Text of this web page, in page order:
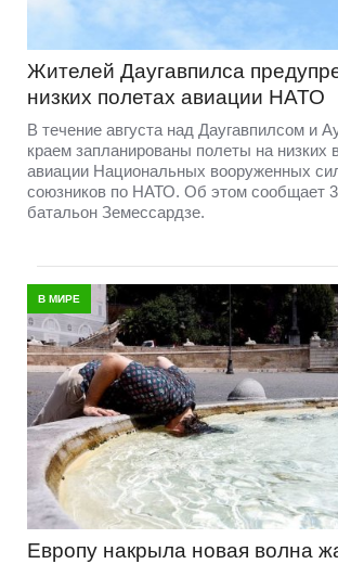
Жителей Даугавпилса
низких полетах авиации НАТО
В течение августа над Даугавпилсом и
краем запланированы полеты на низких
авиации Национальных вооруженных
союзников по НАТО. Об этом сообщает
батальон Земессардзе.
В МИРЕ
Европу накрыла новая волна